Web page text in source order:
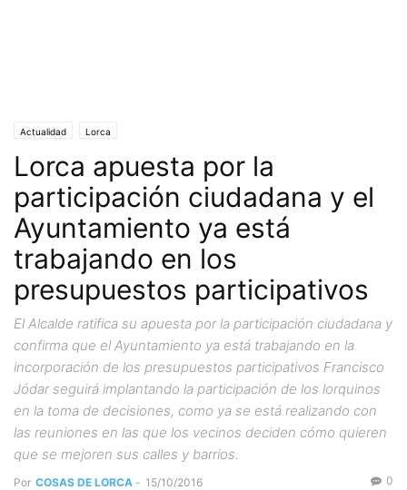
Actualidad Lorca
Lorca apuesta por la
participación ciudadana y el
Ayuntamiento ya está
trabajando en los
presupuestos participativos
El Alcalde ratifica su apuesta por la participación ciudadana y
confirma que el Ayuntamiento ya está trabajando en la
incorporación de los presupuestos participativos Francisco
Jódar seguirá implantando la participación de los lorquinos
en la toma de decisiones, como ya se está realizando con
las reuniones en las que los vecinos deciden cómo quieren
que se mejoren sus calles y barrios.
Por COSAS DE LORCA - 15/10/2016 0